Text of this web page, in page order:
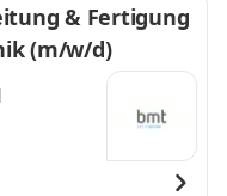
& Fertigung
(m/w/d)